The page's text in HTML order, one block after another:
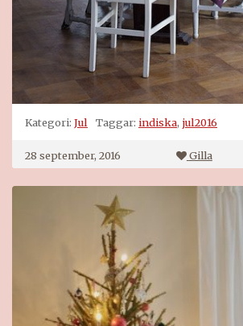
Kategori: Jul Taggar: indiska, jul2016
28 september, 2016 Gilla